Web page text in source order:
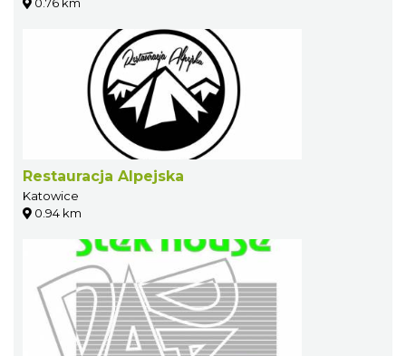
Restauracja Alpejska
Katowice
0.94 km